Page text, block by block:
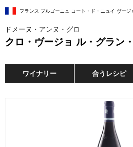
フランス ブルゴーニュ コート・ド・ニュイ ヴージ
ドメーヌ・アンヌ・グロ
クロ・ヴージョ ル・グラン
ワイナリー 合うレシピ